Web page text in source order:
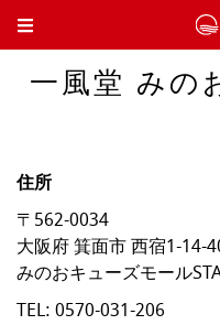
Toggle Header Menu
一風堂 みの
住所
〒562-0034
大阪府箕面市西宿1-14-
みのおキューズモール
TEL: 0570-031-206